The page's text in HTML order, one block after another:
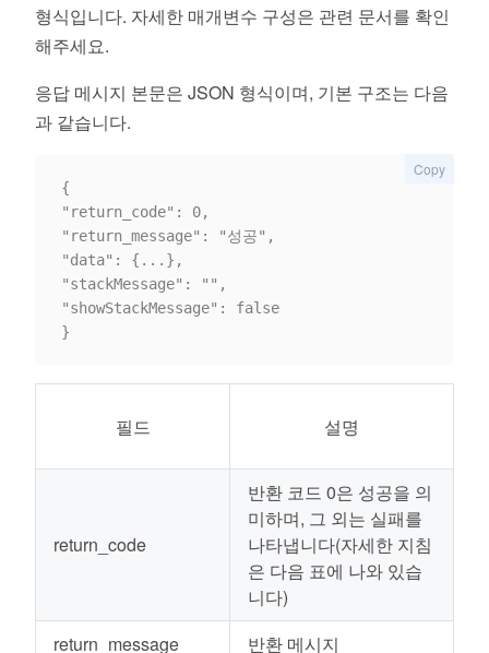
형식입니다. 자세한 매개변수 구성은 관련 문서를 확인
해주세요.
응답 메시지 본문은 JSON 형식이며, 기본 구조는 다음
과 같습니다.
{
"return_code": 0,
"return_message": "성공",
"data": {...},
"stackMessage": "",
"showStackMessage": false
Copy
필드 설명
return_code
반환 코드 0은 성공을 의
미하며, 그 외는 실패를
나타냅니다(자세한 지침
은 다음 표에 나와 있습
니다)
return_message
반환 메시지